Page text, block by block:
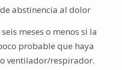
abstinencia al dolor
meses o menos si la
probable que haya
ventilador/respirador.